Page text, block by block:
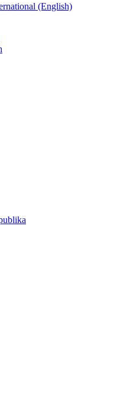
(English)